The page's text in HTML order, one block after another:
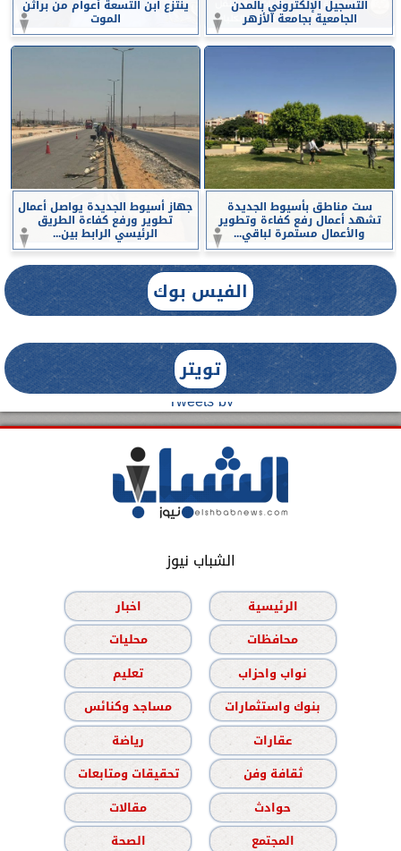
التسجيل الإلكتروني بالمدن
الجامعية بجامعة الأزهر
ينتزع ابن التسعة أعوام من براثن
الموت
ست مناطق بأسيوط الجديدة
تشهد أعمال رفع كفاءة وتطوير
والأعمال مستمرة لباقي...
جهاز أسيوط الجديدة يواصل أعمال
تطوير ورفع كفاءة الطريق
الرئيسي الرابط بين...
الفيس بوك
تويتر
Tweets by
الشباب نيوز
الرئيسية
اخبار
محافظات
محليات
نواب واحزاب
تعليم
بنوك واستثمارات
مساجد وكنائس
عقارات
رياضة
ثقافة وفن
تحقيقات ومتابعات
حوادث
مقالات
المجتمع
الصحة